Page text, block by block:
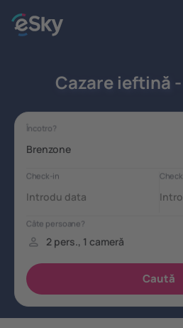
Cazare ieftină